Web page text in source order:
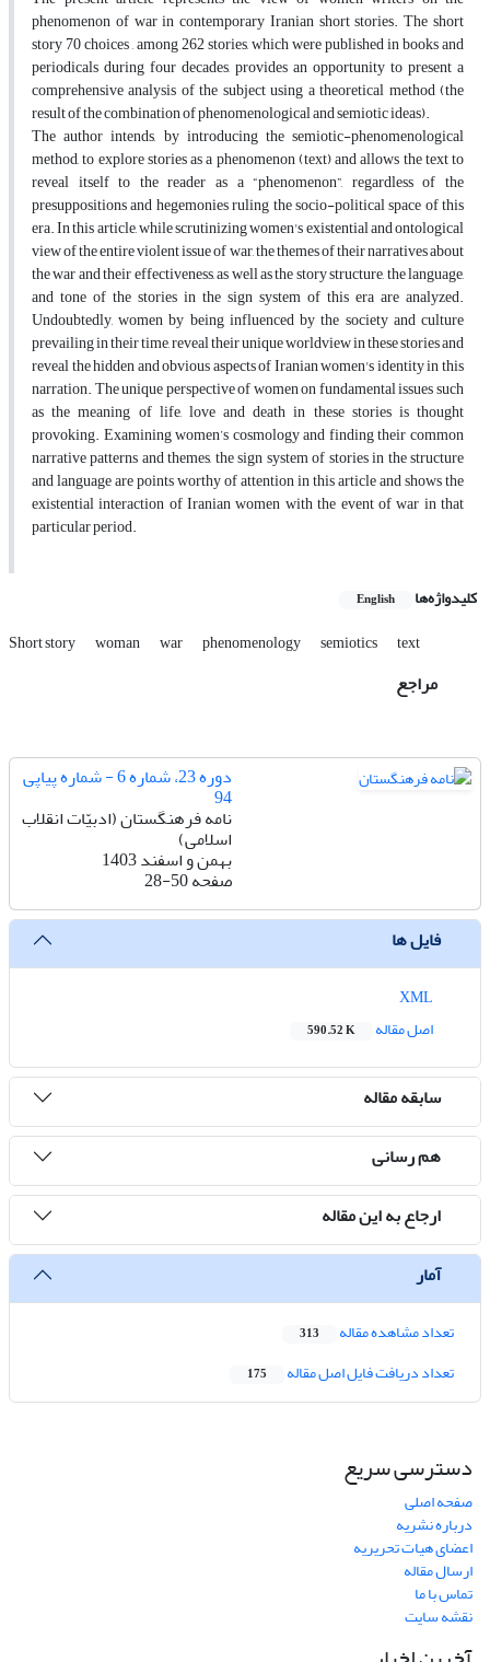
phenomenon of war in contemporary Iranian short stories. The short
story 70 choices , among 262 stories, which were published in books and
periodicals during four decades, provides an opportunity to present a
comprehensive analysis of the subject using a theoretical method (the
result of the combination of phenomenological and semiotic ideas).
The author intends, by introducing the semiotic-phenomenological
method, to explore stories as a phenomenon (text) and allows the text to
reveal itself to the reader as a “phenomenon”, regardless of the
presuppositions and hegemonies ruling the socio-political space of this
era. In this article, while scrutinizing women's existential and ontological
view of the entire violent issue of war, the themes of their narratives about
the war and their effectiveness, as well as the story structure, the language,
and tone of the stories in the sign system of this era are analyzed.
Undoubtedly, women by being influenced by the society and culture
prevailing in their time, reveal their unique worldview in these stories and
reveal the hidden and obvious aspects of Iranian women's identity in this
narration. The unique perspective of women on fundamental issues such
as the meaning of life, love and death in these stories is thought
provoking. Examining women’s cosmology and finding their common
narrative patterns and themes, the sign system of stories in the structure
and language are points worthy of attention in this article and shows the
existential interaction of Iranian women with the event of war in that
particular period.
کلیدواژه‌ها English
Short story woman war phenomenology semiotics text
مراجع
دوره 23، شماره 6 - شماره پیاپی
94
نامه فرهنگستان (ادبیّات انقلاب
اسلامی)
بهمن و اسفند 1403
صفحه28-50
فایل ها
اصل مقاله
590.52 K
سابقه مقاله
هم رسانی
ارجاع به این مقاله
آمار
تعداد مشاهده مقاله 313
تعداد دریافت فایل اصل مقاله 175
دسترسی سریع
صفحه اصلی
درباره نشریه
اعضای هیات تحریریه
ارسال مقاله
تماس با ما
نقشه سایت